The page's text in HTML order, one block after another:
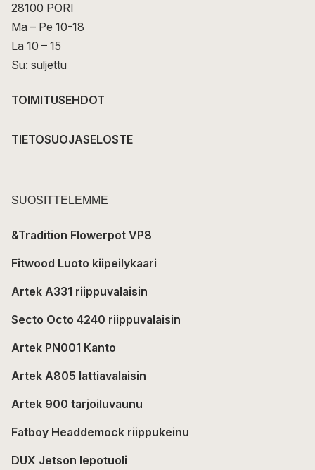
28100 PORI
Ma – Pe 10-18
La 10 – 15
Su: suljettu
TOIMITUSEHDOT
TIETOSUOJASELOSTE
SUOSITTELEMME
&Tradition Flowerpot VP8
Fitwood Luoto kiipeilykaari
Artek A331 riippuvalaisin
Secto Octo 4240 riippuvalaisin
Artek PN001 Kanto
Artek A805 lattiavalaisin
Artek 900 tarjoiluvaunu
Fatboy Headdemock riippukeinu
DUX Jetson lepotuoli